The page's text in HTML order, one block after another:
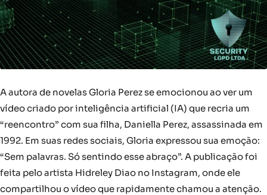
A autora de novelas Gloria Perez se emocionou ao ver um
vídeo criado por inteligência artificial (IA) que recria um
“reencontro” com sua filha, Daniella Perez, assassinada em
1992. Em suas redes sociais, Gloria expressou sua emoção:
“Sem palavras. Só sentindo esse abraço”. A publicação foi
feita pelo artista Hidreley Diao no Instagram, onde ele
compartilhou o vídeo que rapidamente chamou a atenção.